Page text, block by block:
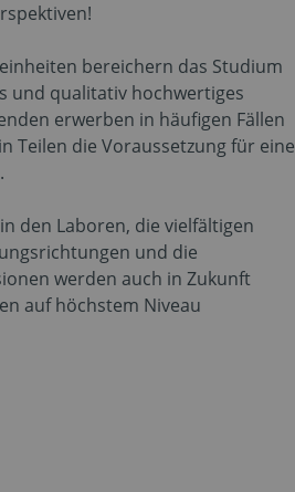
bereichern das Studium
und qualitativ hochwertiges
erwerben in häufigen Fällen
Teilen die Voraussetzung für eine
den Laboren, die vielfältigen
und die
werden auch in Zukunft
auf höchstem Niveau